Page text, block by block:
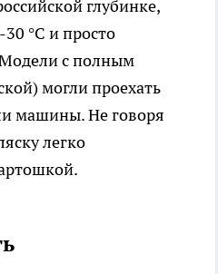
глубинке,
°C и просто
с полным
могли проехать
машины. Не говоря
легко